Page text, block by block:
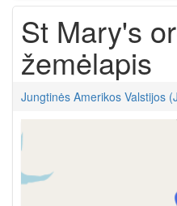
St Mary's
žemėlapis
Jungtinės Amerikos Valstijos